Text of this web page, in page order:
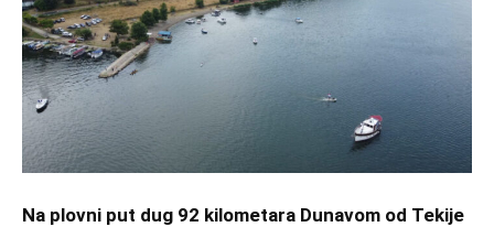
Na plovni put dug 92 kilometara Dunavom od Tekije